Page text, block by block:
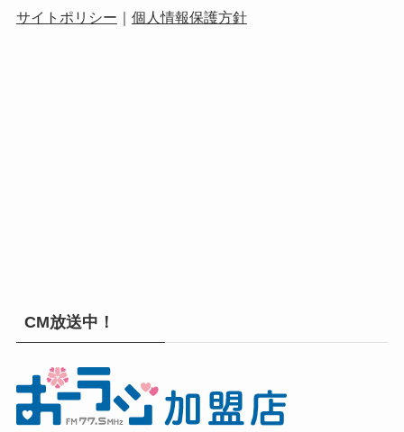
サイトポリシー ｜ 個人情報保護方針
CM放送中！